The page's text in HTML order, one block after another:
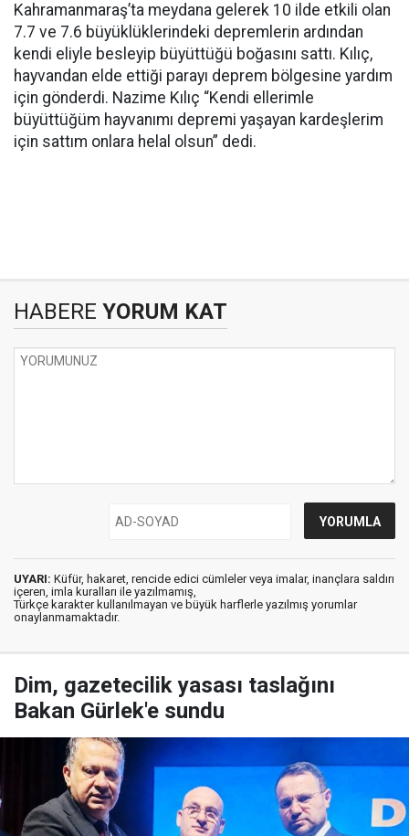
Kahramanmaraş’ta meydana gelerek 10 ilde etkili olan
7.7 ve 7.6 büyüklüklerindeki depremlerin ardından
kendi eliyle besleyip büyüttüğü boğasını sattı. Kılıç,
hayvandan elde ettiği parayı deprem bölgesine yardım
için gönderdi. Nazime Kılıç “Kendi ellerimle
büyüttüğüm hayvanımı depremi yaşayan kardeşlerim
için sattım onlara helal olsun” dedi.
HABERE YORUM KAT
UYARI: Küfür, hakaret, rencide edici cümleler veya imalar, inançlara saldırı
içeren, imla kuralları ile yazılmamış,
Türkçe karakter kullanılmayan ve büyük harflerle yazılmış yorumlar
onaylanmamaktadır.
Dim, gazetecilik yasası taslağını
Bakan Gürlek'e sundu